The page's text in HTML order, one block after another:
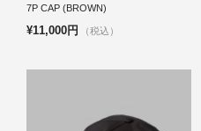
7P CAP (BROWN)
¥11,000円 （税込）